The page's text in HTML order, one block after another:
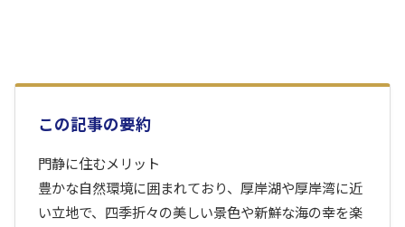
この記事の要約
門静に住むメリット
豊かな自然環境に囲まれており、厚岸湖や厚岸湾に近
い立地で、四季折々の美しい景色や新鮮な海の幸を楽